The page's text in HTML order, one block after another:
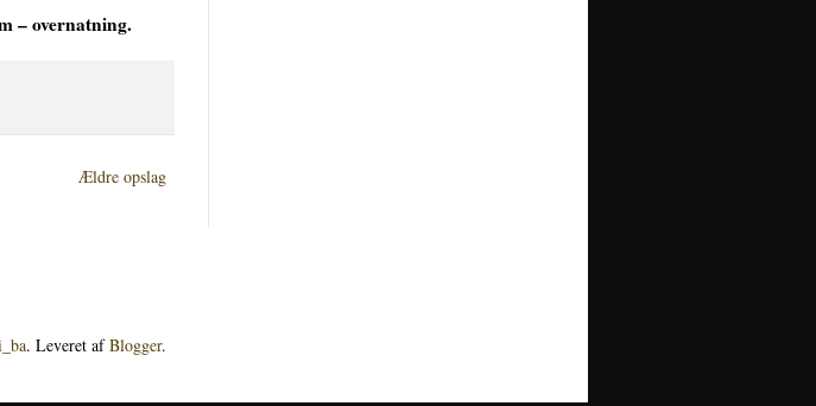
– overnatning.
Ældre opslag
. Leveret afBlogger.